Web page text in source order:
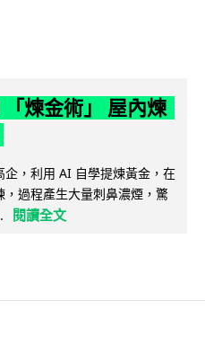
煉金術」 屋內煉
，利用 AI 自學提煉黃金，在
過程產生大量刺鼻濃煙，驚
閱讀全文